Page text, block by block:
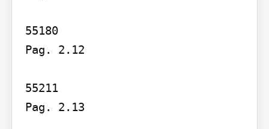
55180
Pag. 2.12
55211
Pag. 2.13